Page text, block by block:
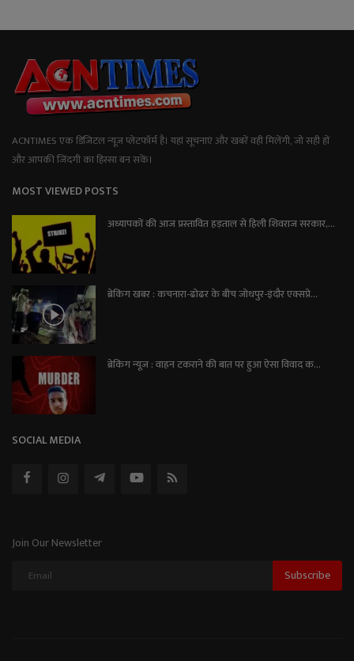
ACNTIMES एक डिजिटल न्यूज प्लेटफॉर्म है। यहां सूचनाएं और खबरें वही मिलेंगी, जो सही हों
और आपकी जिंदगी का हिस्सा बन सकें।
MOST VIEWED POSTS
अध्यापकों की आज प्रस्तावित हड़ताल से हिली शिवराज सरकार,...
ब्रेकिंग खबर : कचनारा-ढोढर के बीच जोधपुर-इंदौर एक्सप्रे...
ब्रेकिंग न्यूज़ : वाहन टकराने की बात पर हुआ ऐसा विवाद क...
SOCIAL MEDIA
Join Our Newsletter
Subscribe